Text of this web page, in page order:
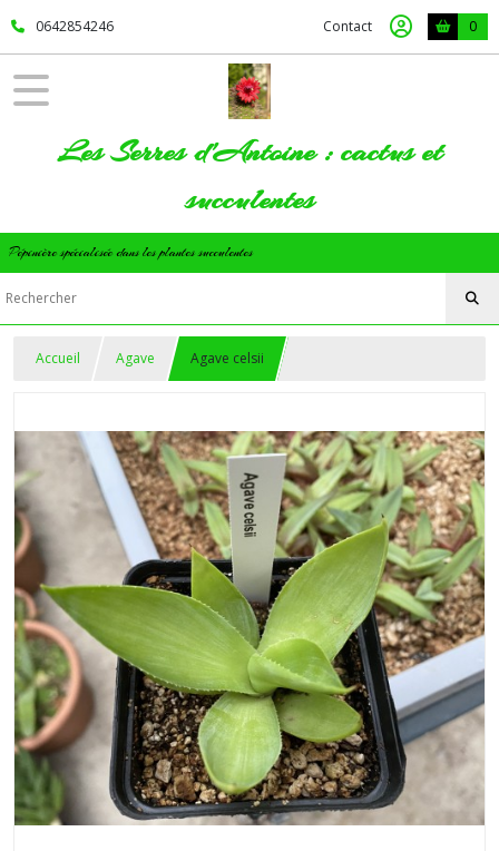
0642854246 Contact 0
Les Serres d'Antoine : cactus et
succulentes
Pépinière spécialisée dans les plantes succulentes
Accueil Agave Agave celsii